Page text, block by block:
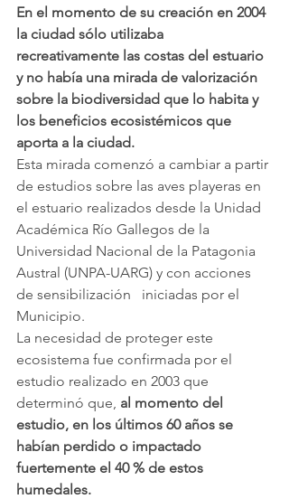
En el momento de su creación en 2004
la ciudad sólo utilizaba
recreativamente las costas del estuario
y no había una mirada de valorización
sobre la biodiversidad que lo habita y
los beneficios ecosistémicos que
aporta a la ciudad.
Esta mirada comenzó a cambiar a partir
de estudios sobre las aves playeras en
el estuario realizados desde la Unidad
Académica Río Gallegos de la
Universidad Nacional de la Patagonia
Austral (UNPA-UARG) y con acciones
de sensibilización   iniciadas por el
Municipio.
La necesidad de proteger este
ecosistema fue confirmada por el
estudio realizado en 2003 que
determinó que, al momento del
estudio, en los últimos 60 años se
habían perdido o impactado
fuertemente el 40 % de estos
humedales.